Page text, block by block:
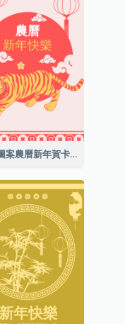
銅錢圖案農曆新年賀卡